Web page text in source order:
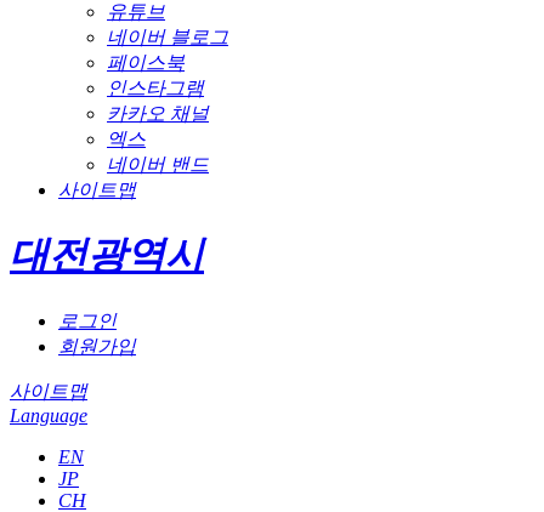
유튜브
네이버 블로그
페이스북
인스타그램
카카오 채널
엑스
네이버 밴드
사이트맵
대전광역시
로그인
회원가입
사이트맵
Language
EN
JP
CH